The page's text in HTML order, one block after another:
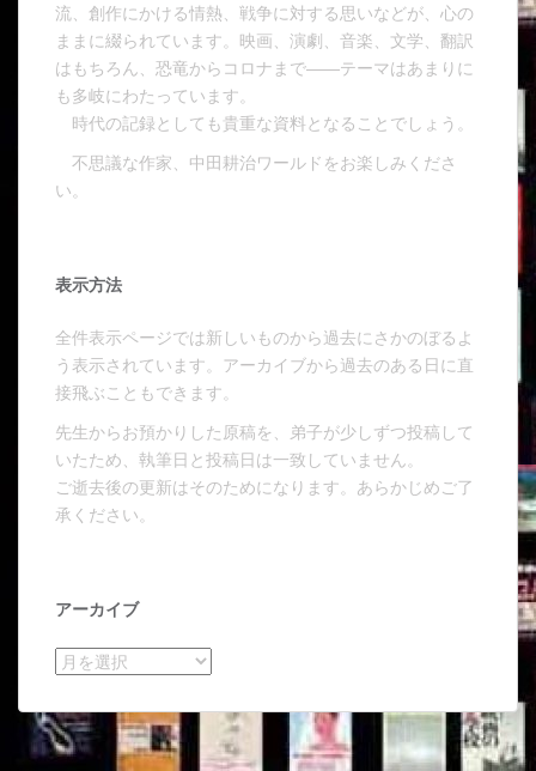
流、創作にかける情熱、戦争に対する思いなどが、心の
ままに綴られています。映画、演劇、音楽、文学、翻訳
はもちろん、恐竜からコロナまで――テーマはあまりに
も多岐にわたっています。
時代の記録としても貴重な資料となることでしょう。
不思議な作家、中田耕治ワールドをお楽しみくださ
い。
表示方法
全件表示ページでは新しいものから過去にさかのぼるよ
う表示されています。アーカイブから過去のある日に直
接飛ぶこともできます。
先生からお預かりした原稿を、弟子が少しずつ投稿して
いたため、執筆日と投稿日は一致していません。
ご逝去後の更新はそのためになります。あらかじめご了
承ください。
アーカイブ
アーカイブ